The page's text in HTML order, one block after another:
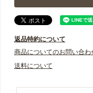
返品特約について
商品についてのお問い合わ
送料について